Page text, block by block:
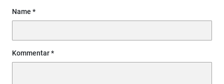
Name
Kommentar